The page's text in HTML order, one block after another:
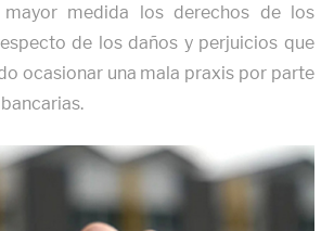
mayor medida los derechos de los
de los daños y perjuicios que
ocasionar una mala praxis por parte